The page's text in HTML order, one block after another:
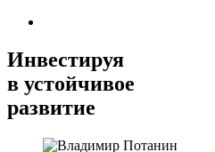
Инвестируя
в устойчивое
развитие